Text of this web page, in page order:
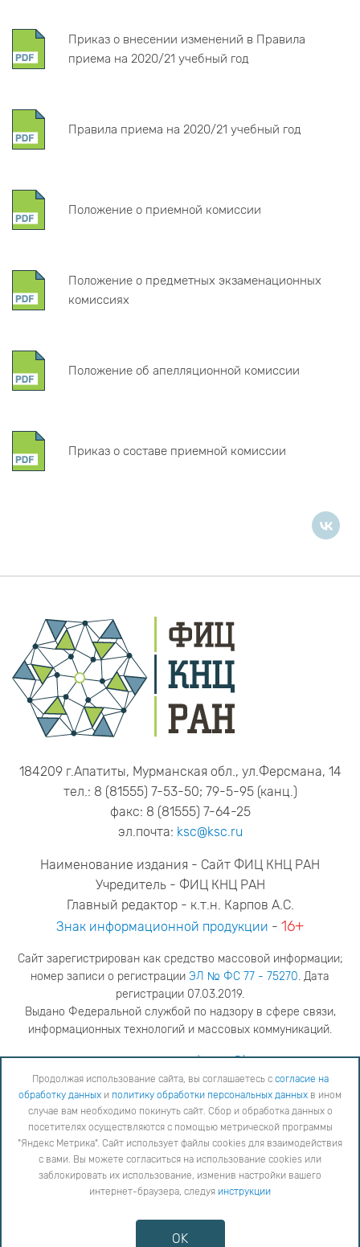
Приказ о внесении изменений в Правила
приема на 2020/21 учебный год
Правила приема на 2020/21 учебный год
Положение о приемной комиссии
Положение о предметных экзаменационных
комиссиях
Положение об апелляционной комиссии
Приказ о составе приемной комиссии
184209 г.Апатиты, Мурманская обл., ул.Ферсмана, 14
тел.: 8 (81555) 7-53-50; 79-5-95 (канц.)
факс: 8 (81555) 7-64-25
эл.почта: ksc@ksc.ru
Наименование издания - Сайт ФИЦ КНЦ РАН
Учредитель - ФИЦ КНЦ РАН
Главный редактор - к.т.н. Карпов А.С.
Знак информационной продукции - 16+
Сайт зарегистрирован как средство массовой информации;
номер записи о регистрации ЭЛ № ФС 77 - 75270. Дата
регистрации 07.03.2019.
Выдано Федеральной службой по надзору в сфере связи,
информационных технологий и массовых коммуникаций.
адрес редакцииya.stogova@ksc.ru
телефон редакции81555-79-516
Продолжая использование сайта, вы соглашаетесь с согласие на обработку данных
обработки персональных данных
в ином случае вам необходимо покинуть сайт. Сбор и обработка
данных о посетителях осуществляются с помощью метрической программы "Яндекс Метрика".
Сайт использует файлы cookies для взаимодействия с вами. Вы можете согласиться на
использование cookies или заблокировать их использование, изменив настройки вашего интернет-
Противодействие коррупции
Продолжая использование сайта, вы соглашаетесь с согласие на
обработку данных и политику обработки персональных данных в ином
случае вам необходимо покинуть сайт. Сбор и обработка данных о
посетителях осуществляются с помощью метрической программы
"Яндекс Метрика". Сайт использует файлы cookies для взаимодействия
с вами. Вы можете согласиться на использование cookies или
заблокировать их использование, изменив настройки вашего
интернет-браузера, следуя инструкции
OK